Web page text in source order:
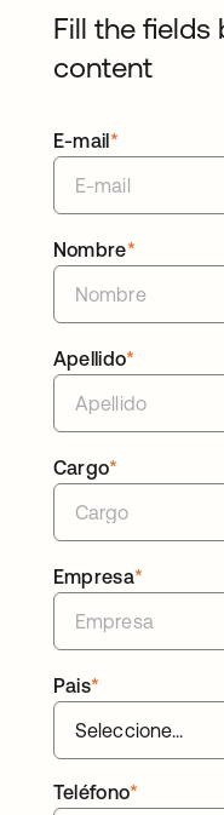
Fill the
content
*
E-mail
*
Nombre
*
Apellido
*
Cargo
*
Empresa
*
Pais
*
Teléfono